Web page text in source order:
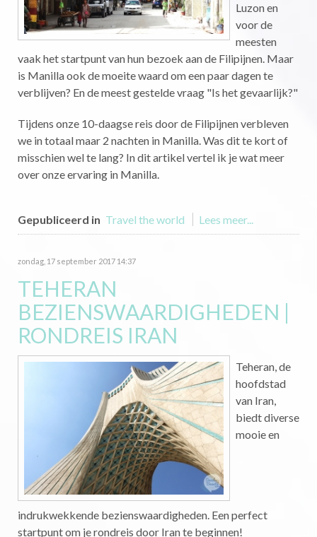
Luzon en
voor de
meesten
vaak het startpunt van hun bezoek aan de Filipijnen. Maar
is Manilla ook de moeite waard om een paar dagen te
verblijven? En de meest gestelde vraag "Is het gevaarlijk?"
Tijdens onze 10-daagse reis door de Filipijnen verbleven
we in totaal maar 2 nachten in Manilla. Was dit te kort of
misschien wel te lang? In dit artikel vertel ik je wat meer
over onze ervaring in Manilla.
Gepubliceerd in Travel the world Lees meer...
zondag, 17 september 2017 14:37
TEHERAN
BEZIENSWAARDIGHEDEN |
RONDREIS IRAN
Teheran, de
hoofdstad
van Iran,
biedt diverse
mooie en
indrukwekkende bezienswaardigheden. Een perfect
startpunt om je rondreis door Iran te beginnen!